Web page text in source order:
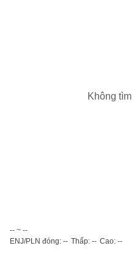
Không
-- ~ --
ENJ/PLN đóng: -- Thấp: -- Cao: --